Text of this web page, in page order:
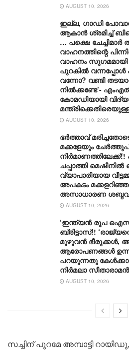
AUGUST 10, 2026
ഇല്ല, ​ഗാഡി
ആകാൻ ശ്രമിച്ച്
… പക്ഷെ
വാഹനത്തിന്റെ
വാഹനം സു​ഗമമായി
പുറകിൽ വന്നപ്പോൾ
വന്നോ? വണ്ടി
നിൽക്കണ്ടേ’-
കോമഡിയായി
AUGUST 10, 2026
ഭർത്താവ് മരിച്ചതോടെ
മക്കളേയും
നിർമാണത്തിലേക്ക്!!
ചപ്പാത്തി
വ്യാപാരിയായ
അപകടം
അസാധാരണ
AUGUST 10, 2026
‘ഇന്ത്യൻ രൂപ
ബ്രിട്ടാസ്!!
മുഴുവൻ ഭീരുക്കൾ,
ആരോപണങ്ങൾ
പറയുന്നതു
നിർമലാ സീതാരാമൻ
AUGUST 10, 2026
സച്ചിന് പുറമേ അമ്പാട്ടി